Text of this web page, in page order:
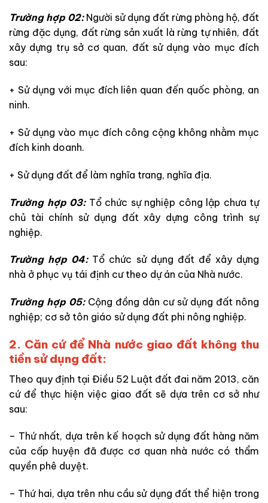
Trường hợp 02:Người sử dụng đất rừng phòng hộ, đất
rừng đặc dụng, đất rừng sản xuất là rừng tự nhiên, đất
xây dựng trụ sở cơ quan, đất sử dụng vào mục đích
sau:
+ Sử dụng với mục đích liên quan đến quốc phòng, an
ninh.
+ Sử dụng vào mục đích công cộng không nhằm mục
đích kinh doanh.
+ Sử dụng đất để làm nghĩa trang, nghĩa địa.
Trường hợp 03:Tổ chức sự nghiệp công lập chưa tự
chủ tài chính sử dụng đất xây dựng công trình sự
nghiệp.
Trường hợp 04:Tổ chức sử dụng đất để xây dựng
nhà ở phục vụ tái định cư theo dự án của Nhà nước.
Trường hợp 05:Cộng đồng dân cư sử dụng đất nông
nghiệp; cơ sở tôn giáo sử dụng đất phi nông nghiệp.
2. Căn cứ để Nhà nước giao đất không thu
tiền sử dụng đất:
Theo quy định tại Điều 52 Luật đất đai năm 2013, căn
cứ để thực hiện việc giao đất sẽ dựa trên cơ sở như
sau:
– Thứ nhất, dựa trên kế hoạch sử dụng đất hàng năm
của cấp huyện đã được cơ quan nhà nước có thẩm
quyền phê duyệt.
– Thứ hai, dựa trên nhu cầu sử dụng đất thể hiện trong